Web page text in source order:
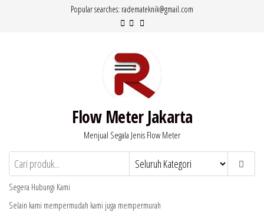
Popular searches: rademateknik@gmail.com
Flow Meter Jakarta
Menjual Segala Jenis Flow Meter
Segera Hubungi Kami
Selain kami mempermudah kami juga mempermurah